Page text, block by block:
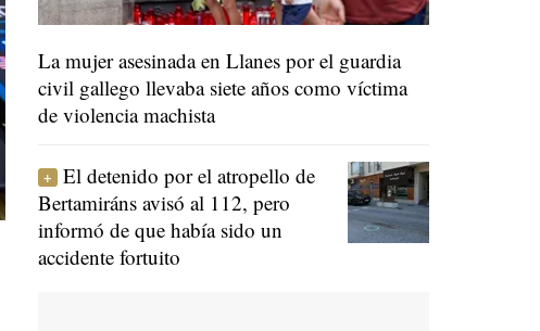
La mujer asesinada en Llanes por el guardia
civil gallego llevaba siete años como víctima
de violencia machista
El detenido por el atropello de
Bertamiráns avisó al 112, pero
informó de que había sido un
accidente fortuito